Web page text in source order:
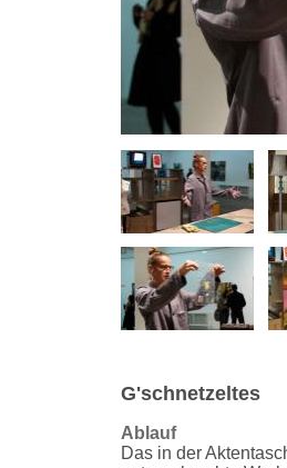
G'schnetzeltes
Ablauf
Das in der